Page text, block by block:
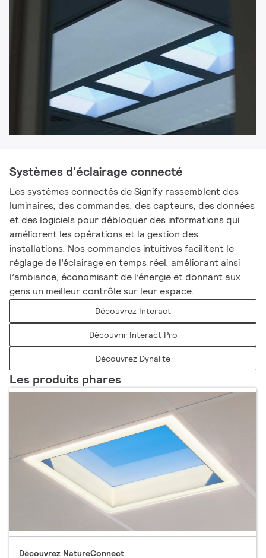
Systèmes d'éclairage connecté
Les systèmes connectés de Signify rassemblent des
luminaires, des commandes, des capteurs, des données
et des logiciels pour débloquer des informations qui
améliorent les opérations et la gestion des
installations. Nos commandes intuitives facilitent le
réglage de l’éclairage en temps réel, améliorant ainsi
l’ambiance, économisant de l’énergie et donnant aux
gens un meilleur contrôle sur leur espace.
Découvrez Interact
Découvrir Interact Pro
Découvrez Dynalite
Les produits phares
Découvrez NatureConnect